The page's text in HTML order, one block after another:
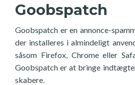
Goobspatch
Goobspatch er en annonce-
der installeres i almindeligt
såsom Firefox, Chrome eller
Goobspatch er at bringe
skabere.